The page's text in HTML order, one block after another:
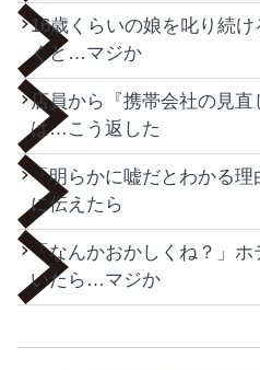
16歳くらいの娘を叱り続
くと…マジか
店員から『携帯会社の見
は…こう返した
「明らかに嘘だとわかる
に伝えたら
「なんかおかしくね？」
いたら…マジか